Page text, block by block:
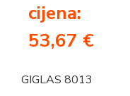
cijena:
53,67 €
GIGLAS 8013